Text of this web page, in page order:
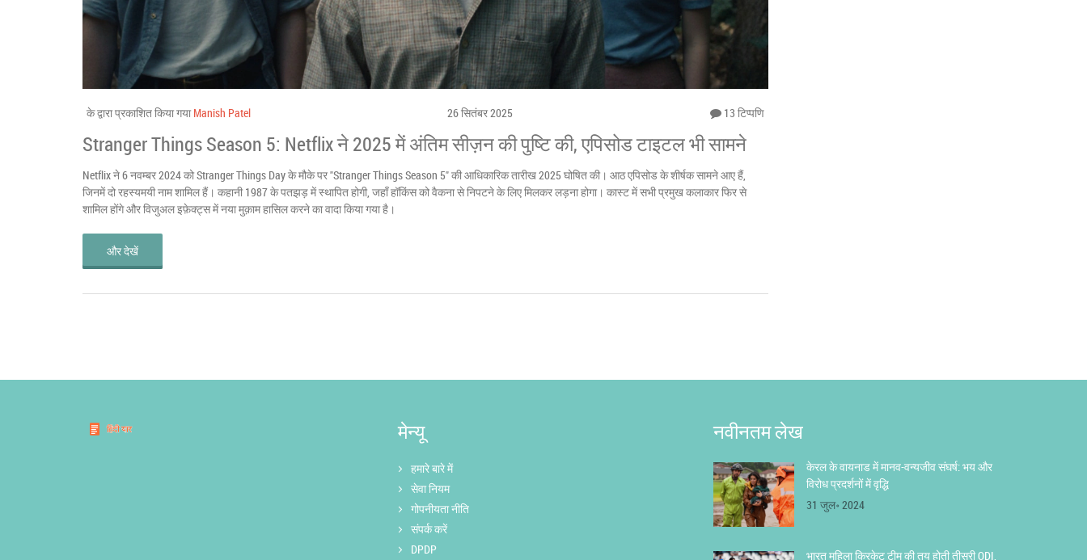
के द्वारा प्रकाशित किया गया Manish Patel 26 सितंबर 2025 13 टिप्पणि
Stranger Things Season 5: Netflix ने 2025 में अंतिम सीज़न की पुष्टि की, एपिसोड टाइटल भी सामने
Netflix ने 6 नवम्बर 2024 को Stranger Things Day के मौके पर "Stranger Things Season 5" की आधिकारिक तारीख 2025 घोषित की। आठ एपिसोड के शीर्षक सामने आए हैं,
जिनमें दो रहस्यमयी नाम शामिल हैं। कहानी 1987 के पतझड़ में स्थापित होगी, जहाँ हॉकिंस को वैकना से निपटने के लिए मिलकर लड़ना होगा। कास्ट में सभी प्रमुख कलाकार फिर से
शामिल होंगे और विजुअल इफ़ेक्ट्स में नया मुक़ाम हासिल करने का वादा किया गया है।
और देखें
मेन्यू
हमारे बारे में
सेवा नियम
गोपनीयता नीति
संपर्क करें
DPDP
नवीनतम लेख
केरल के वायनाड में मानव-वन्यजीव संघर्ष: भय और
विरोध प्रदर्शनों में वृद्धि
31 जुल॰ 2024
भारत महिला क्रिकेट टीम की तय होती तीसरी ODI,